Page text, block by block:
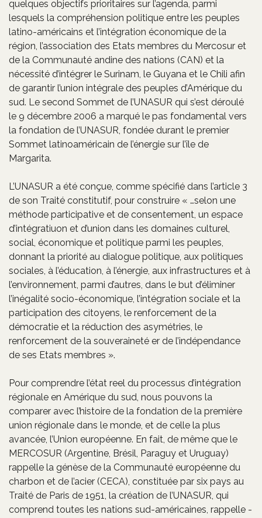
quelques objectifs prioritaires sur l’agenda, parmi
lesquels la compréhension politique entre les peuples
latino-américains et l’intégration économique de la
région, l’association des Etats membres du Mercosur et
de la Communauté andine des nations (CAN) et la
nécessité d’intégrer le Surinam, le Guyana et le Chili afin
de garantir l’union intégrale des peuples d’Amérique du
sud. Le second Sommet de l’UNASUR qui s’est déroulé
le 9 décembre 2006 a marqué le pas fondamental vers
la fondation de l’UNASUR, fondée durant le premier
Sommet latinoaméricain de l’énergie sur l’île de
Margarita.
L’UNASUR a été conçue, comme spécifié dans l’article 3
de son Traité constitutif, pour construire « …selon une
méthode participative et de consentement, un espace
d’intégratiuon et d’union dans les domaines culturel,
social, économique et politique parmi les peuples,
donnant la priorité au dialogue politique, aux politiques
sociales, à l’éducation, à l’énergie, aux infrastructures et à
l’environnement, parmi d’autres, dans le but d’éliminer
l’inégalité socio-économique, l’intégration sociale et la
participation des citoyens, le renforcement de la
démocratie et la réduction des asymétries, le
renforcement de la souveraineté er de l’indépendance
de ses Etats membres ».
Pour comprendre l’état reel du processus d’intégration
régionale en Amérique du sud, nous pouvons la
comparer avec l’histoire de la fondation de la première
union régionale dans le monde, et de celle la plus
avancée, l’Union européenne. En fait, de même que le
MERCOSUR (Argentine, Brésil, Paraguy et Uruguay)
rappelle la génèse de la Communauté européenne du
charbon et de l’acier (CECA), constituée par six pays au
Traité de Paris de 1951, la création de l’UNASUR, qui
comprend toutes les nations sud-américaines, rappelle -